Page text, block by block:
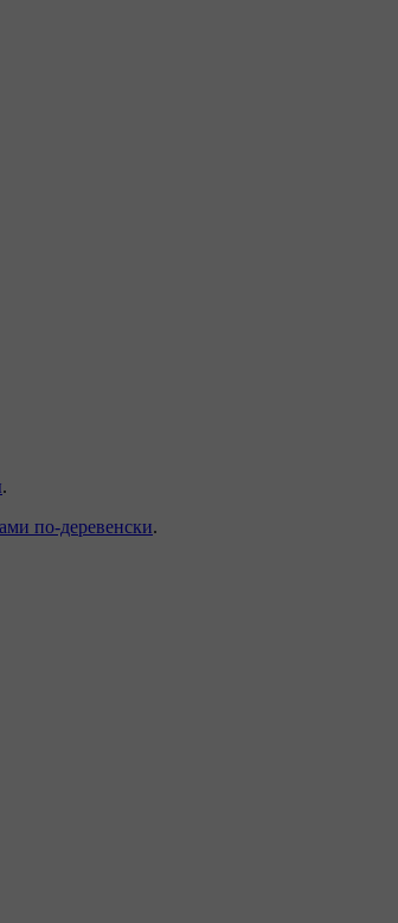
.
по-деревенски.